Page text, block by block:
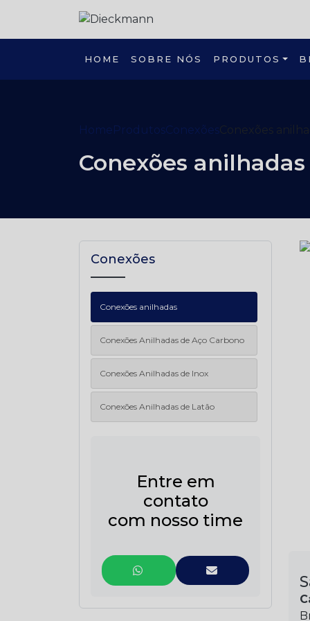
HOME SOBRE NÓS PRODUTOS
Home ProdutosConexõesConexões
Conexões anilhadas
Conexões
Conexões anilhadas
Conexões Anilhadas de Aço Carbono
Conexões Anilhadas de Inox
Conexões Anilhadas de Latão
Entre em
contato
com nosso time